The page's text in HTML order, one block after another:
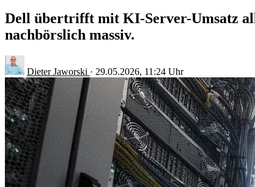
Dell übertrifft mit KI-Server-Umsatz
nachbörslich massiv.
Dieter Jaworski · 29.05.2026, 11:24 Uhr